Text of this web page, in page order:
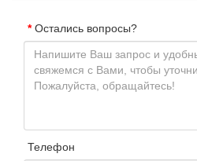
Остались вопросы?
Телефон